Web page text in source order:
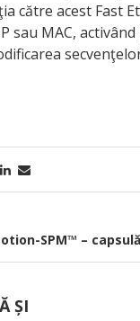
către acest Fast
sau MAC,
SPM™ –
ȘI